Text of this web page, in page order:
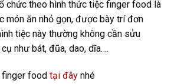
chức theo hình thức tiệc finger food là
món ăn nhỏ gọn, được bày trí đơn
tiệc này thường không cần sửu
như bát, đũa, dao, dĩa….
finger food tại đây nhé